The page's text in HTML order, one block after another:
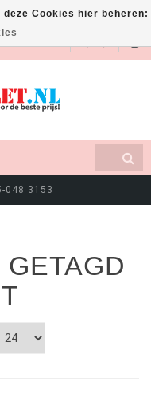
EUR
048 3153
Cookies hier beheren: